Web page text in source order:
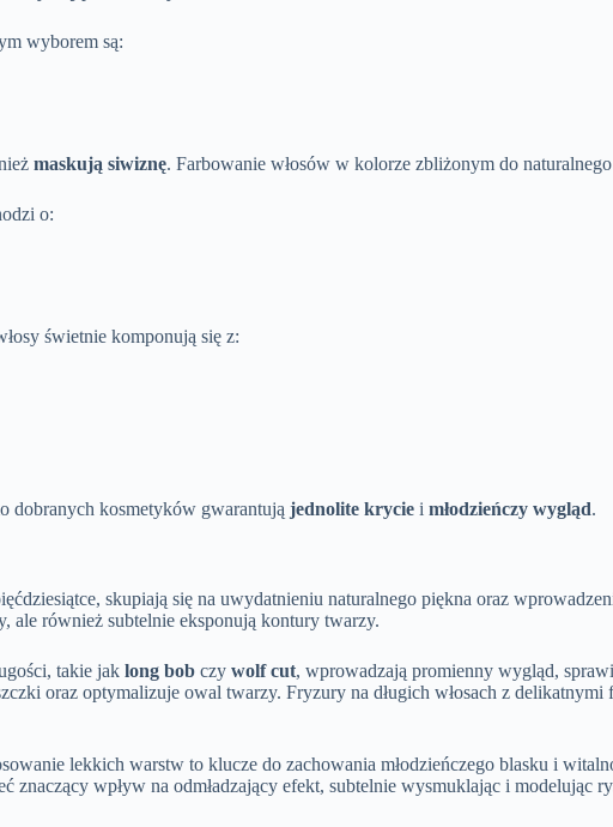
wyborem są:
maskują siwiznę. Farbowanie włosów w kolorze zbliżonym do
o:
świetnie komponują się z:
dobranych kosmetyków gwarantują jednolite krycie i młodzieńczy wygląd.
skupiają się na uwydatnieniu naturalnego piękna oraz
ale również subtelnie eksponują kontury twarzy.
takie jak long bob czy wolf cut, wprowadzają promienny wygląd,
oraz optymalizuje owal twarzy. Fryzury na długich włosach z
lekkich warstw to klucze do zachowania młodzieńczego blasku i
znaczący wpływ na odmładzający efekt, subtelnie wysmuklając i modelując